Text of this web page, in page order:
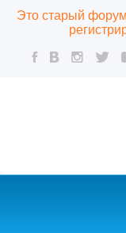
Это старый